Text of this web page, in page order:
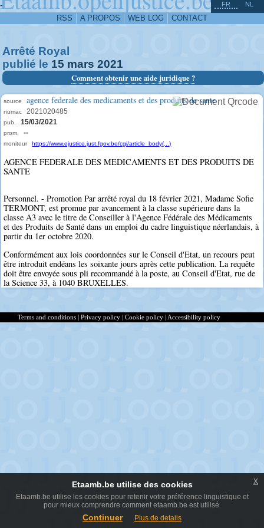
-
RSS A PROPOS WEB LOG CONTACT
FR NL
Arrêté Royal
publié le 15 mars 2021
Comment obtenir une aide juridique ?
source agence federale des medicaments et des produits de sante
numac 2021020485
pub. 15/03/2021
prom. --
moniteur https://www.ejustice.just.fgov.be/cgi/article_body(...)
AGENCE FEDERALE DES MEDICAMENTS ET DES PRODUITS DE
SANTE
Personnel. - Promotion Par arrêté royal du 18 février 2021, Madame Sofie
TERMONT, est promue par avancement à la classe supérieure dans la
classe A3 avec le titre de Conseiller à l'Agence Fédérale des Médicaments
et des Produits de Santé dans un emploi du cadre linguistique néerlandais, à
partir du 1er octobre 2020.
Conformément aux lois coordonnées sur le Conseil d'Etat, un recours peut
être introduit endéans les soixante jours après cette publication. La requête
doit être envoyée sous pli recommandé à la poste, au Conseil d'Etat, rue de
la Science 33, à 1040 BRUXELLES.
^
Terms and conditions | Privacy policy | Cookie policy | Accessibility policy
Etaamb.be utilise des cookies
Etaamb.be utilise les cookies pour retenir votre préférence linguistique et
pour mieux comprendre comment etaamb.be est utilisé.
Continuer Plus de details
x